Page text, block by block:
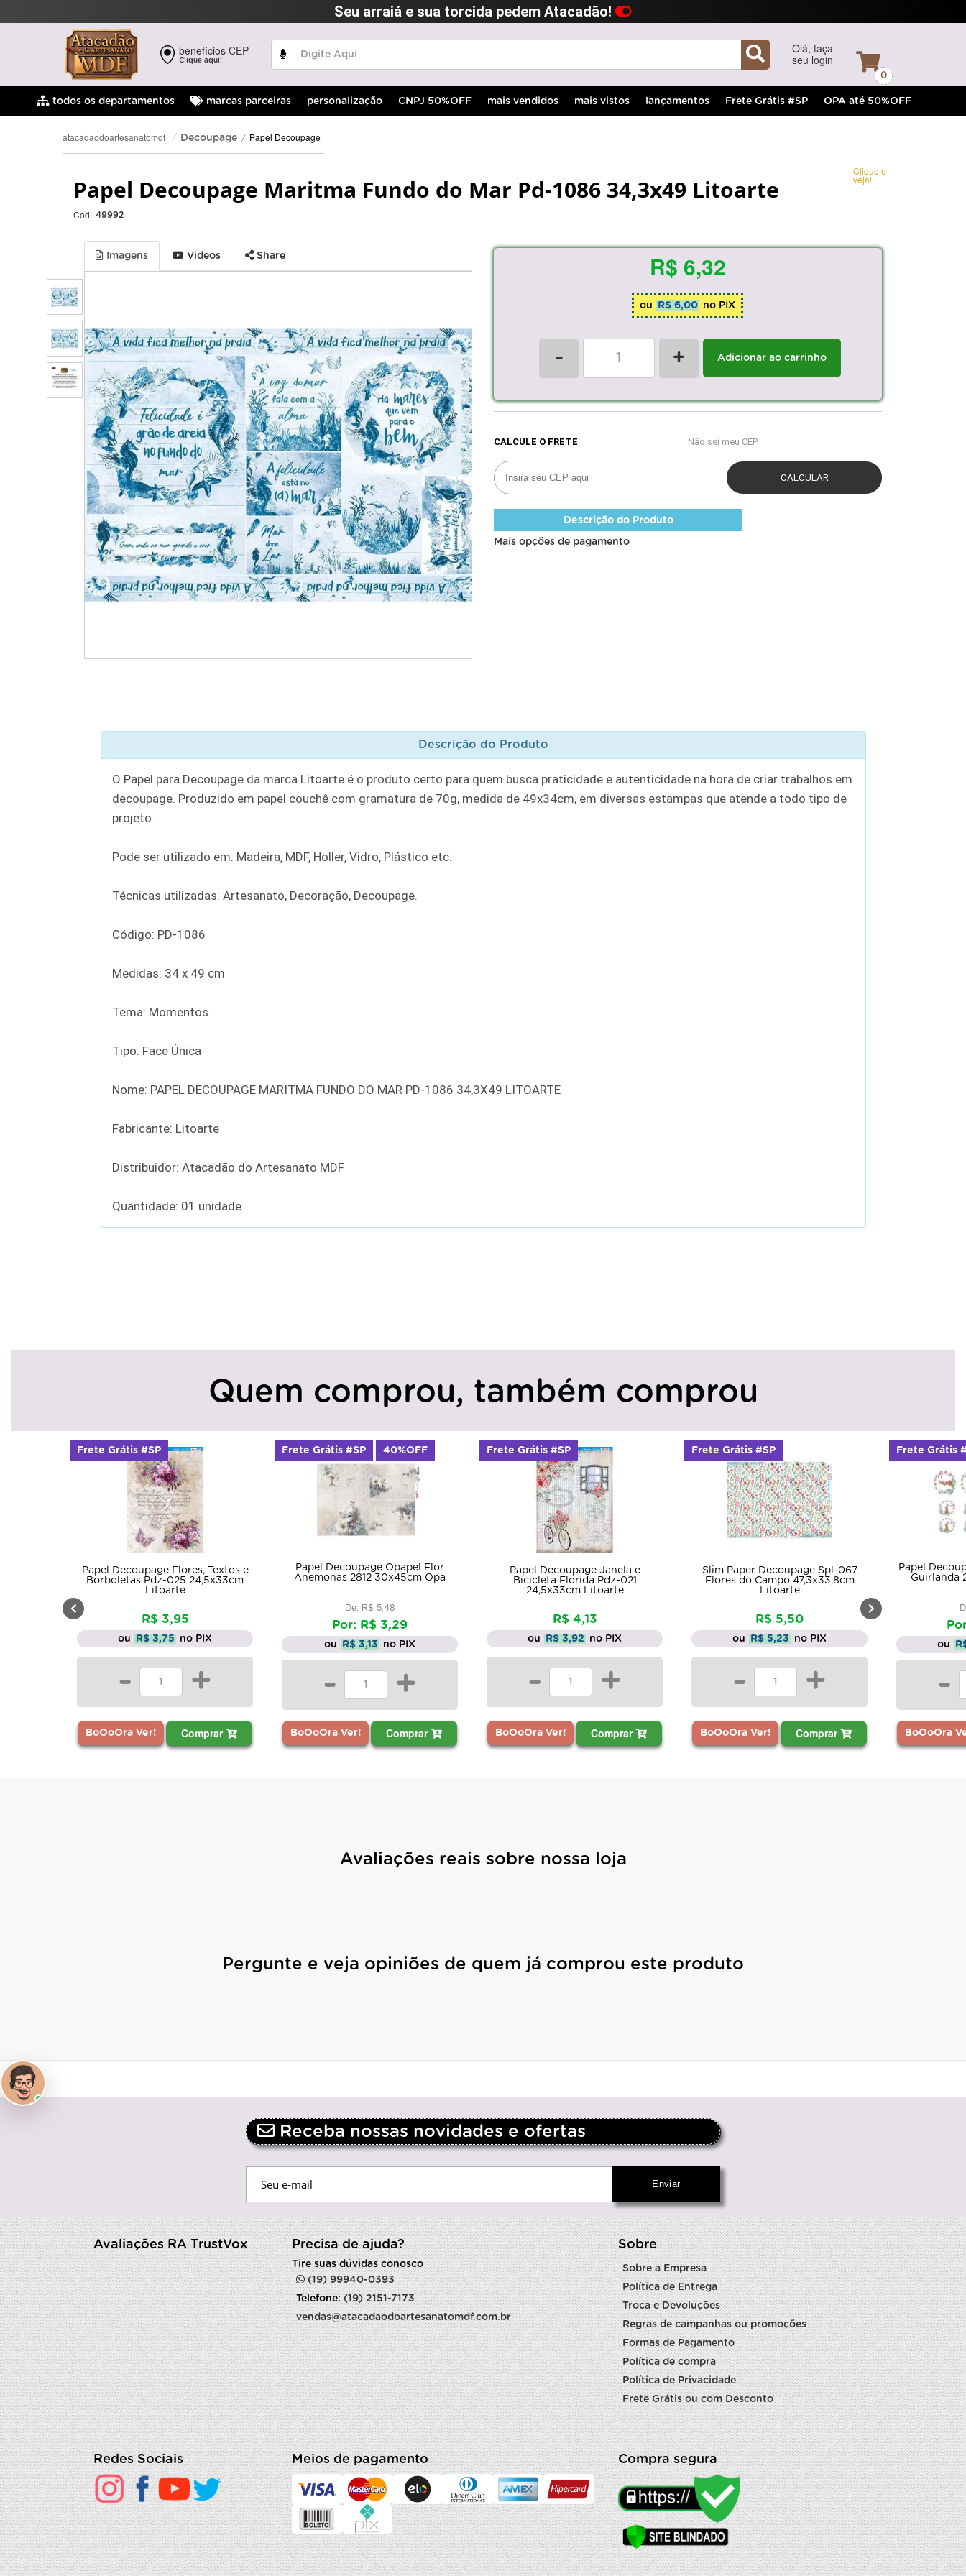
Seu arraiá e sua torcida pedem Atacadão!
benefícios CEP
Clique aqui!
Olá, faça
seu login
0
todos os departamentos marcas parceiras personalização CNPJ 50%OFF mais vendidos mais vistos lançamentos Frete Grátis #SP OPA até 50%OFF
atacadaodoartesanatomdf Decoupage Papel Decoupage
Papel Decoupage Maritma Fundo do Mar Pd-1086 34,3x49 Litoarte
Cód: 49992
Clique e
veja!
Imagens Videos Share R$ 6,32
ou R$ 6,00 no PIX
- + Adicionar ao carrinho
Descrição do Produto
Mais opções de pagamento
Descrição do Produto
O Papel para Decoupage da marca Litoarte é o produto certo para quem busca praticidade e autenticidade na hora de criar trabalhos em
decoupage. Produzido em papel couchê com gramatura de 70g, medida de 49x34cm, em diversas estampas que atende a todo tipo de
projeto.
Pode ser utilizado em: Madeira, MDF, Holler, Vidro, Plástico etc.
Técnicas utilizadas: Artesanato, Decoração, Decoupage.
Código: PD-1086
Medidas: 34 x 49 cm
Tema: Momentos.
Tipo: Face Única
Nome: PAPEL DECOUPAGE MARITMA FUNDO DO MAR PD-1086 34,3X49 LITOARTE
Fabricante: Litoarte
Distribuidor: Atacadão do Artesanato MDF
Quantidade: 01 unidade
Quem comprou, também comprou
Papel Decoupage Flores, Textos e
Borboletas Pdz-025 24,5x33cm
Litoarte
R$ 3,95
ou R$ 3,75 no PIX
- +
BoOoOra Ver! Comprar
Frete Grátis #SP
Papel Decoupage Opapel Flor
Anemonas 2812 30x45cm Opa
De: R$ 5,48
Por: R$ 3,29
ou R$ 3,13 no PIX
- +
BoOoOra Ver! Comprar
Frete Grátis #SP 40%OFF
Papel Decoupage Janela e
Bicicleta Florida Pdz-021
24,5x33cm Litoarte
R$ 4,13
ou R$ 3,92 no PIX
- +
BoOoOra Ver! Comprar
Frete Grátis #SP
Slim Paper Decoupage Spl-067
Flores do Campo 47,3x33,8cm
Litoarte
R$ 5,50
ou R$ 5,23 no PIX
- +
BoOoOra Ver! Comprar
Frete Grátis #SP
Papel
Guirlanda
ou
-
BoOoOra
Frete Grátis
Avaliações reais sobre nossa loja
Pergunte e veja opiniões de quem já comprou este produto
Receba nossas novidades e ofertas
Avaliações RA TrustVox Precisa de ajuda?
Tire suas dúvidas conosco
(19) 99940-0393
Telefone:(19) 2151-7173
vendas@atacadaodoartesanatomdf.com.br
Sobre
Sobre a Empresa
Política de Entrega
Troca e Devoluções
Regras de campanhas ou promoções
Formas de Pagamento
Política de compra
Política de Privacidade
Frete Grátis ou com Desconto
Redes Sociais Meios de pagamento Compra segura